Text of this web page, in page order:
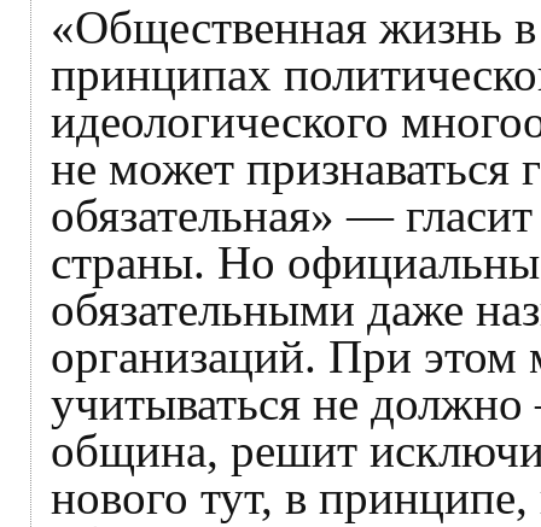
«Общественная жизнь
принципах
идеологического
не может признаваться
обязательная» —
страны. Но
обязательными даже
организаций. При
учитываться не
община, решит
нового тут, в